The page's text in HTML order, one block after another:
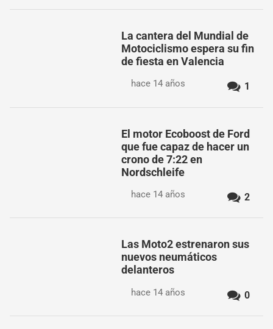
La cantera del Mundial de
Motociclismo espera su fin
de fiesta en Valencia
1
hace 14 años
El motor Ecoboost de Ford
que fue capaz de hacer un
crono de 7:22 en
Nordschleife
2
hace 14 años
Las Moto2 estrenaron sus
nuevos neumáticos
delanteros
0
hace 14 años